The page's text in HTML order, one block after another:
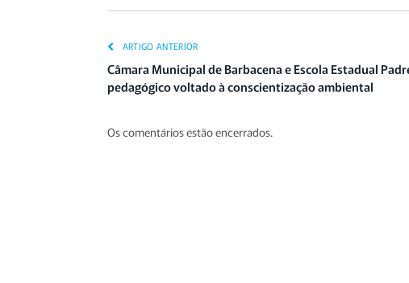
ARTIGO ANTERIOR
Câmara Municipal de Barbacena e Escola Estadual
pedagógico voltado à conscientização ambiental
Os comentários estão encerrados.